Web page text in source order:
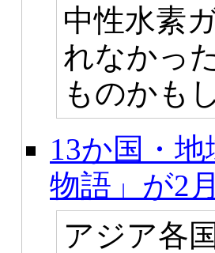
中性水素
れなかっ
ものかも
13か国・
物語」が2
アジア各